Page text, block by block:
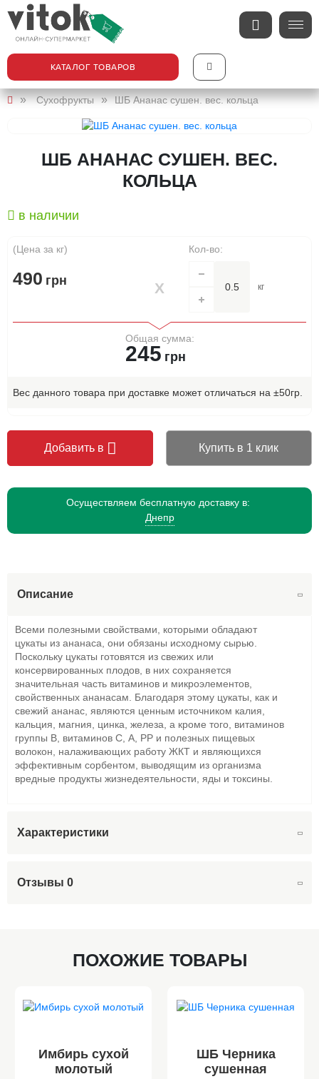
КАТАЛОГ ТОВАРОВ
Сухофрукты ШБ Ананас сушен. вес. кольца
ШБ АНАНАС СУШЕН. ВЕС.
КОЛЬЦА
в наличии
(Цена за кг)
490 грн
Кол-во:
кг
Общая сумма:
245 грн
Вес данного товара при доставке может отличаться на ±50гр.
Добавить в Купить в 1 клик
Осуществляем бесплатную доставку в:
Днепр
Описание
Всеми полезными свойствами, которыми обладают
цукаты из ананаса, они обязаны исходному сырью.
Поскольку цукаты готовятся из свежих или
консервированных плодов, в них сохраняется
значительная часть витаминов и микроэлементов,
свойственных ананасам. Благодаря этому цукаты, как и
свежий ананас, являются ценным источником калия,
кальция, магния, цинка, железа, а кроме того, витаминов
группы В, витаминов С, А, РР и полезных пищевых
волокон, налаживающих работу ЖКТ и являющихся
эффективным сорбентом, выводящим из организма
вредные продукты жизнедеятельности, яды и токсины.
Характеристики
Отзывы 0
ПОХОЖИЕ ТОВАРЫ
Имбирь сухой
молотый
ШБ Черника
сушенная